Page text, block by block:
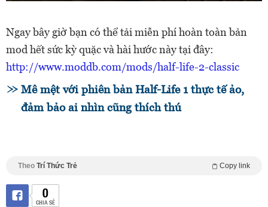
Ngay bây giờ bạn có thể tải miễn phí hoàn toàn bản
mod hết sức kỳ quặc và hài hước này tại đây:
http://www.moddb.com/mods/half-life-2-classic
Mê mệt với phiên bản Half-Life 1 thực tế ảo,
đảm bảo ai nhìn cũng thích thú
Theo Trí Thức Trẻ Copy link
0
CHIA SẺ